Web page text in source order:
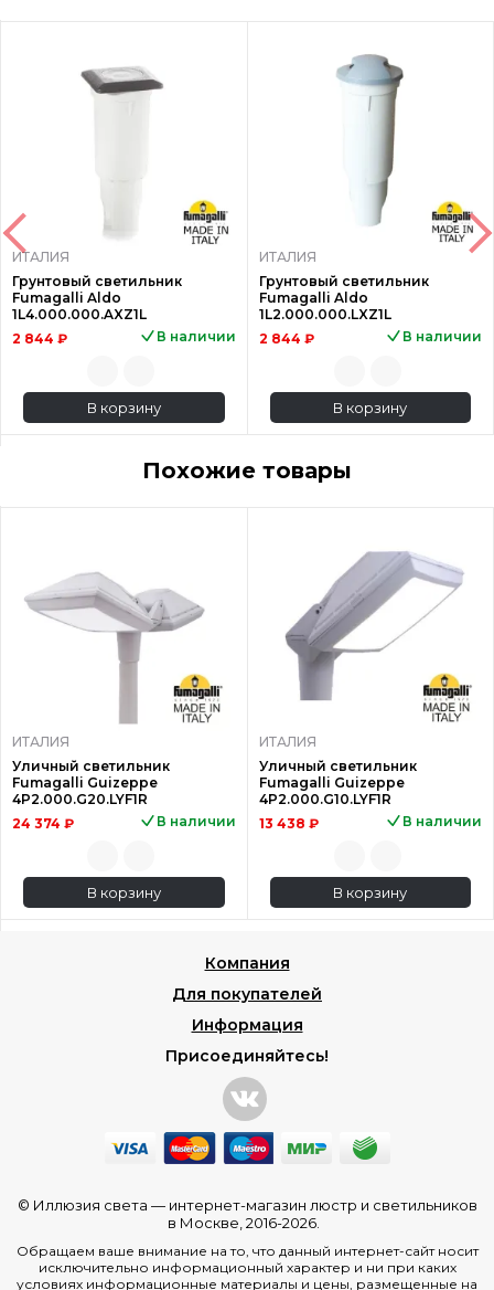
ИТАЛИЯ
Грунтовый светильник
Fumagalli Aldo
1L4.000.000.AXZ1L
2 844 ₽
В наличии
В корзину
ИТАЛИЯ
Грунтовый светильник
Fumagalli Aldo
1L2.000.000.LXZ1L
2 844 ₽
В наличии
В корзину
Похожие товары
ИТАЛИЯ
Уличный светильник
Fumagalli Guizeppe
4P2.000.G20.LYF1R
24 374 ₽
В наличии
В корзину
ИТАЛИЯ
Уличный светильник
Fumagalli Guizeppe
4P2.000.G10.LYF1R
13 438 ₽
В наличии
В корзину
Компания
Для покупателей
Информация
Присоединяйтесь!
© Иллюзия света — интернет-магазин люстр и светильников
в Москве , 2016-2026.
Обращаем ваше внимание на то, что данный интернет-сайт носит
исключительно информационный характер и ни при каких
условиях информационные материалы и цены, размещенные на